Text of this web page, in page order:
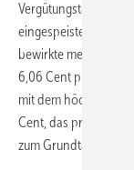
Vergütungstarif.
eingespeiste
bewirkte
6,06 Cent pro kWh.
mit dem höchsten
Cent, das
zum Grundtarif von